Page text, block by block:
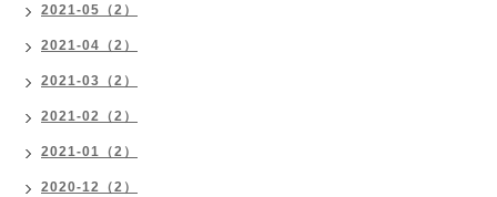
2021-05（2）
2021-04（2）
2021-03（2）
2021-02（2）
2021-01（2）
2020-12（2）